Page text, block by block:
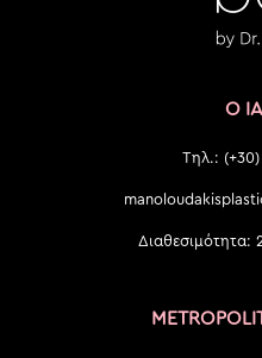
Ο
Τηλ.: (+30)
Διαθεσιμότητα: